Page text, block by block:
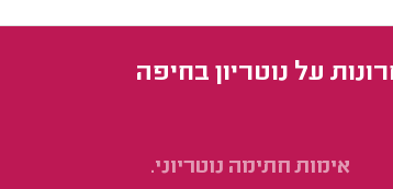
על נוטריון בחיפה
אימות חתימה נוטריוני.